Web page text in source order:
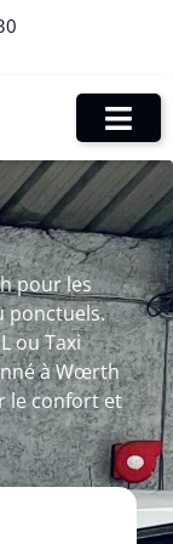
pour les
ponctuels.
ou Taxi
à Wœrth
le confort et